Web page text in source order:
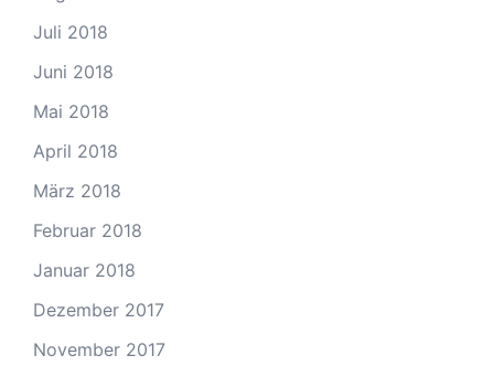
Juli 2018
Juni 2018
Mai 2018
April 2018
März 2018
Februar 2018
Januar 2018
Dezember 2017
November 2017